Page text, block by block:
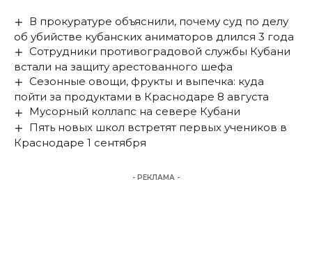
В прокуратуре объяснили, почему суд по делу
об убийстве кубанских аниматоров длился 3 года
Сотрудники противоградовой службы Кубани
встали на защиту арестованного шефа
Сезонные овощи, фрукты и выпечка: куда
пойти за продуктами в Краснодаре 8 августа
Мусорный коллапс на севере Кубани
Пять новых школ встретят первых учеников в
Краснодаре 1 сентября
- РЕКЛАМА -